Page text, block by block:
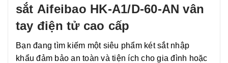
sắt Aifeibao HK-A1/D-60-AN vân
tay điện tử cao cấp
Bạn đang tìm kiếm một siêu phẩm két sắt nhập
khẩu đảm bảo an toàn và tiện ích cho gia đình hoặc